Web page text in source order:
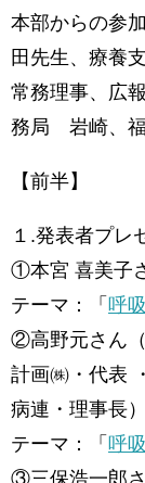
本部からの参
田先生、療養
常務理事、広
務局 岩崎、
【前半】
１.発表者プレ
①本宮 喜美子
テーマ：「 呼
②高野元さん
計画㈱・代表
病連・理事長）
テーマ：「 呼
③三保浩一郎